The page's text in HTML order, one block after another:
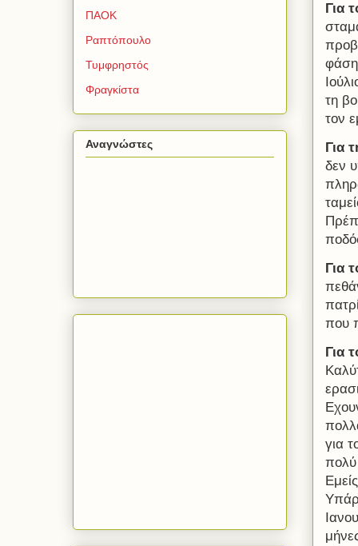
Για
τη
τον
Για
δεν
Για
που
Για
για
πολύ
ΠΑΟΚ
Ραπτόπουλο
Τυμφρηστός
Φραγκίστα
Αναγνώστες